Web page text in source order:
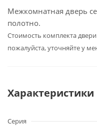
Межкомнатная дверь
полотно.
Cтоимость комплекта
пожалуйста, уточняйте у
Характеристики
Серия